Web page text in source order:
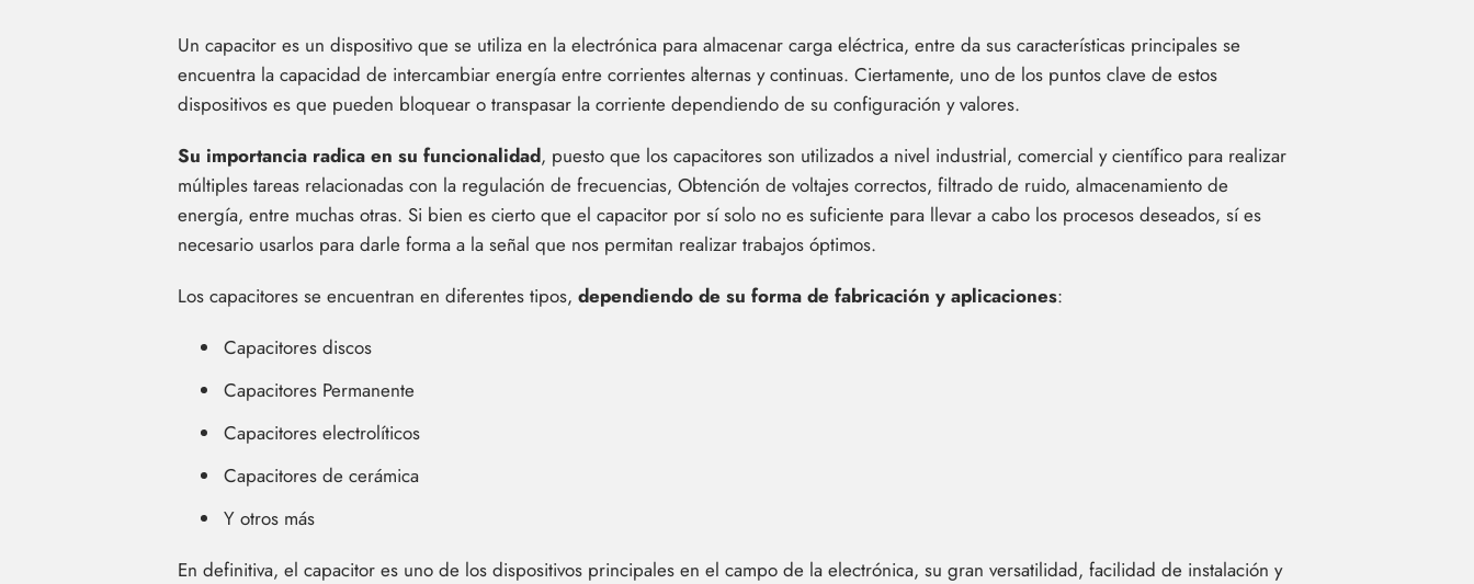
Un capacitor es un dispositivo que se utiliza en la electrónica para almacenar carga eléctrica, entre da sus características principales se
encuentra la capacidad de intercambiar energía entre corrientes alternas y continuas. Ciertamente, uno de los puntos clave de estos
dispositivos es que pueden bloquear o transpasar la corriente dependiendo de su configuración y valores.
Su importancia radica en su funcionalidad, puesto que los capacitores son utilizados a nivel industrial, comercial y científico para realizar
múltiples tareas relacionadas con la regulación de frecuencias, Obtención de voltajes correctos, filtrado de ruido, almacenamiento de
energía, entre muchas otras. Si bien es cierto que el capacitor por sí solo no es suficiente para llevar a cabo los procesos deseados, sí es
necesario usarlos para darle forma a la señal que nos permitan realizar trabajos óptimos.
Los capacitores se encuentran en diferentes tipos, dependiendo de su forma de fabricación y aplicaciones:
Capacitores discos
Capacitores Permanente
Capacitores electrolíticos
Capacitores de cerámica
Y otros más
En definitiva, el capacitor es uno de los dispositivos principales en el campo de la electrónica, su gran versatilidad, facilidad de instalación y